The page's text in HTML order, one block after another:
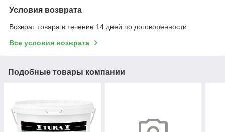
Условия возврата
Возврат товара в течение 14 дней по договоренности
Все условия возврата
Подобные товары компании